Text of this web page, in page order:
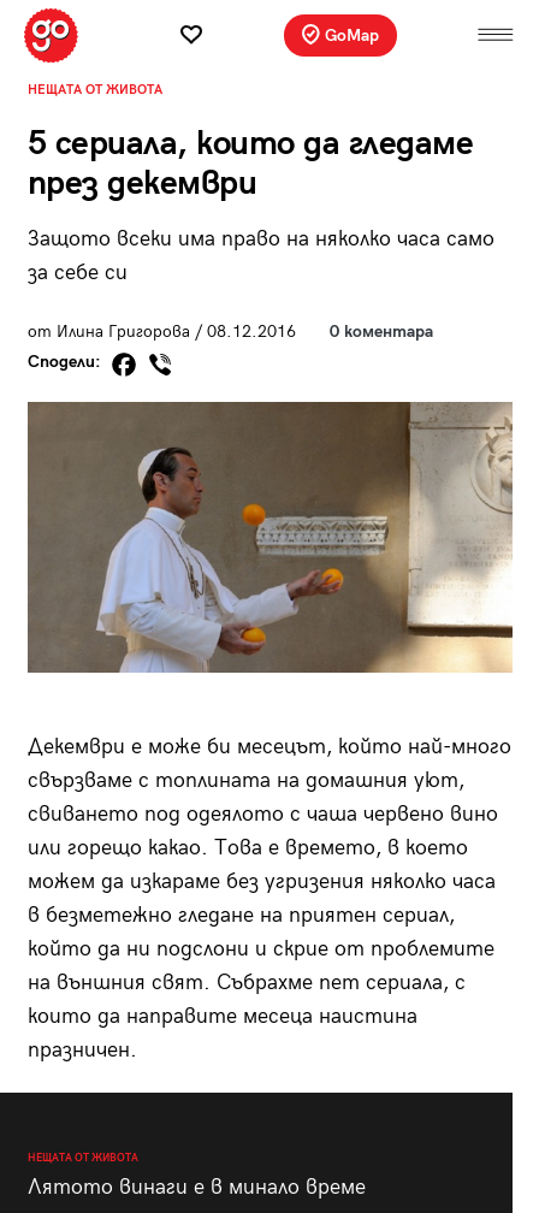
GoMap
НЕЩАТА ОТ ЖИВОТА
5 сериала, които да гледаме
през декември
Защото всеки има право на няколко часа само
за себе си
от Илина Григорова / 08.12.2016
0 коментара
Сподели:
Декември е може би месецът, който най-много
свързваме с топлината на домашния уют,
свиването под одеялото с чаша червено вино
или горещо какао. Това е времето, в което
можем да изкараме без угризения няколко часа
в безметежно гледане на приятен сериал,
който да ни подслони и скрие от проблемите
на външния свят. Събрахме пет сериала, с
които да направите месеца наистина
празничен.
НЕЩАТА ОТ ЖИВОТА
Лятото винаги е в минало време